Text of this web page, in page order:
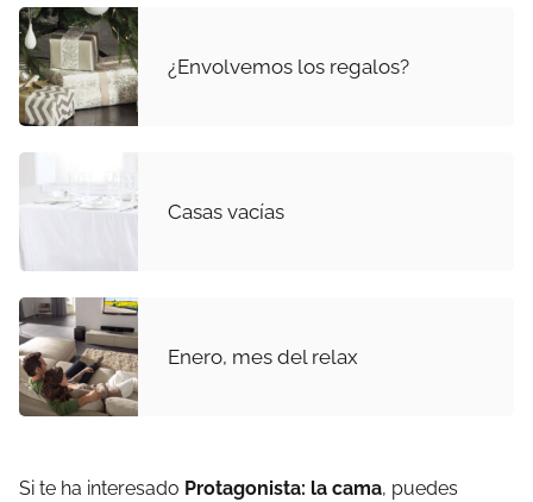
¿Envolvemos los regalos?
Casas vacías
Enero, mes del relax
Si te ha interesado Protagonista: la cama, puedes